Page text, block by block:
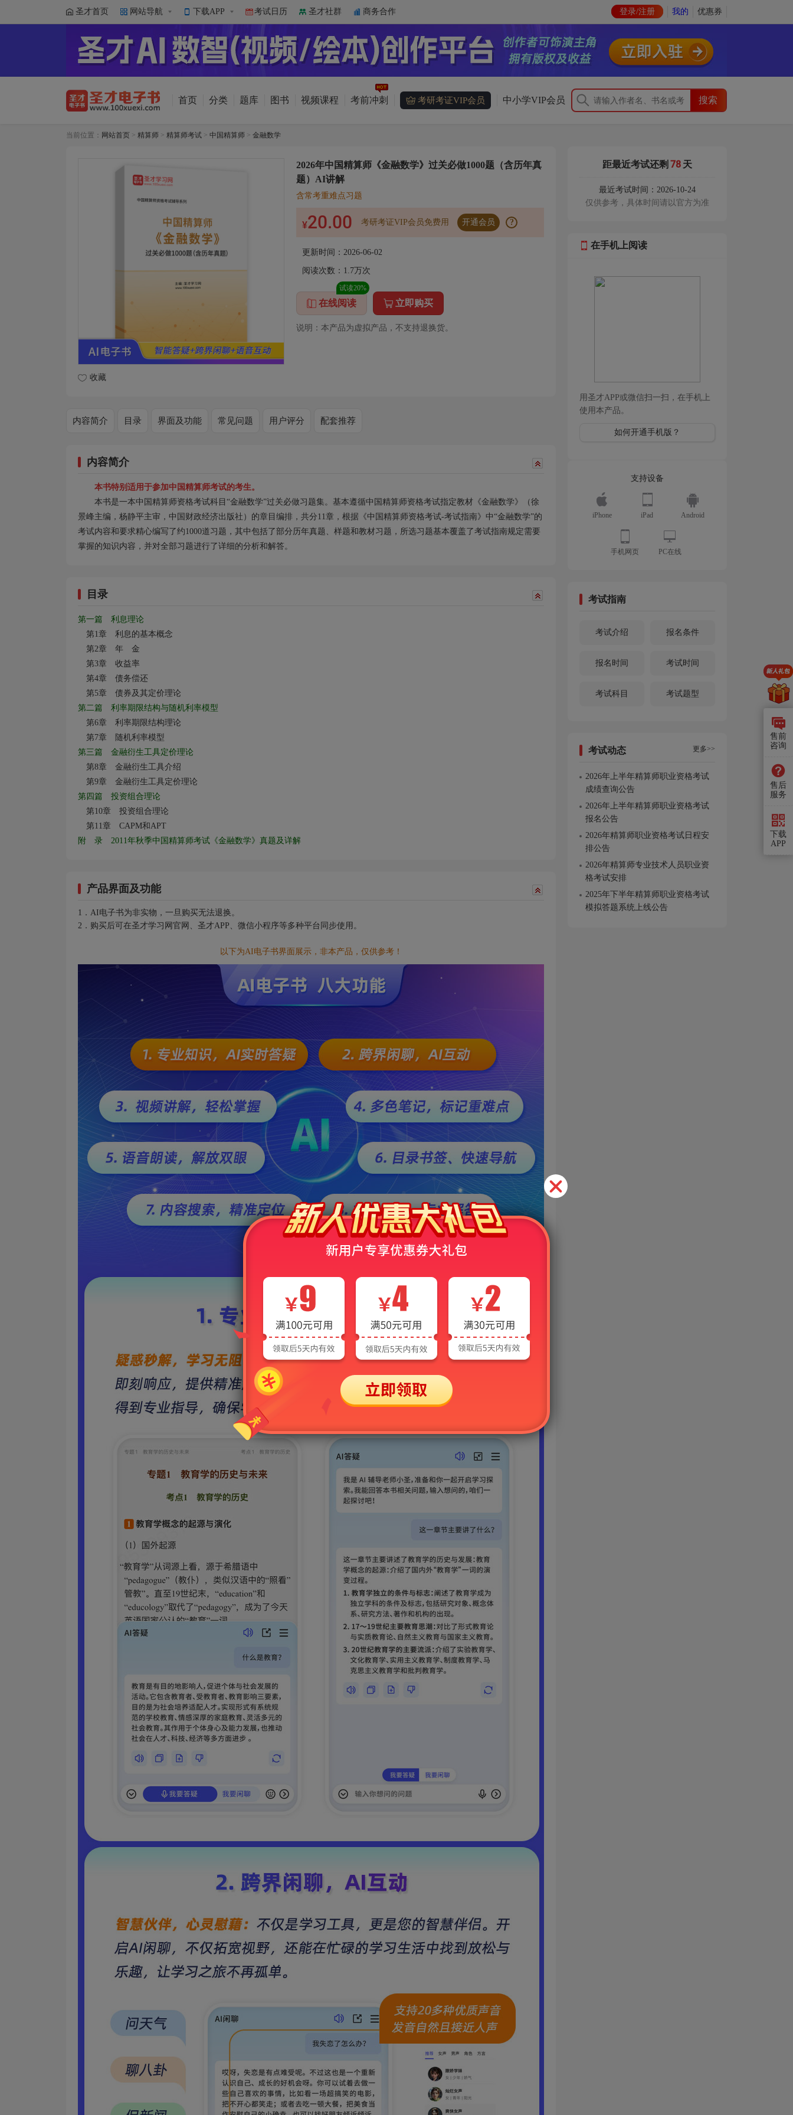
圣才首页 网站导航 下载APP 考试日历 圣才社群 商务合作 登录/注册 我的 优惠券
首页 分类 题库 图书 视频课程 考前冲刺 考研考证VIP会员 中小学VIP会员
当前位置： 网站首页 > 精算师 > 精算师考试 > 中国精算师 > 金融数学
收藏
2026年中国精算师《金融数学》过关必做1000题（含历年真
题）AI讲解
含常考重难点习题
¥20.00 考研考证VIP会员免费用 开通会员 ?
更新时间：2026-06-02
阅读次数： 1.7万次
在线阅读
试读20%
立即购买
说明：本产品为虚拟产品，不支持退换货。
内容简介 目录 界面及功能 常见问题 用户评分 配套推荐
内容简介
本书特别适用于参加中国精算师考试的考生。
本书是一本中国精算师资格考试科目“金融数学”过关必做习题集。基本遵循中国精算师资格考试指定教材《金融数学》（徐
景峰主编，杨静平主审，中国财政经济出版社）的章目编排，共分11章，根据《中国精算师资格考试-考试指南》中“金融数学”的
考试内容和要求精心编写了约1000道习题，其中包括了部分历年真题、样题和教材习题，所选习题基本覆盖了考试指南规定需要
掌握的知识内容，并对全部习题进行了详细的分析和解答。
目录
第一篇 利息理论
第1章 利息的基本概念
第2章 年 金
第3章 收益率
第4章 债务偿还
第5章 债券及其定价理论
第二篇 利率期限结构与随机利率模型
第6章 利率期限结构理论
第7章 随机利率模型
第三篇 金融衍生工具定价理论
第8章 金融衍生工具介绍
第9章 金融衍生工具定价理论
第四篇 投资组合理论
第10章 投资组合理论
第11章 CAPM和APT
附 录 2011年秋季中国精算师考试《金融数学》真题及详解
产品界面及功能
1．AI电子书为非实物，一旦购买无法退换。
2．购买后可在圣才学习网官网、圣才APP、微信小程序等多种平台同步使用。
以下为AI电子书界面展示，非本产品，仅供参考！
距最近考试还剩 78 天
最近考试时间：2026-10-24
仅供参考，具体时间请以官方为准
在手机上阅读
用圣才APP或微信扫一扫，在手机上
使用本产品。
如何开通手机版？
支持设备
iPhone iPad Android
手机网页 PC在线
考试指南
考试介绍 报名条件
报名时间 考试时间
考试科目 考试题型
考试动态 更多>>
2026年上半年精算师职业资格考试
成绩查询公告
2026年上半年精算师职业资格考试
报名公告
2026年精算师职业资格考试日程安
排公告
2026年精算师专业技术人员职业资
格考试安排
2025年下半年精算师职业资格考试
模拟答题系统上线公告
售前
咨询
售后
服务
下载
APP